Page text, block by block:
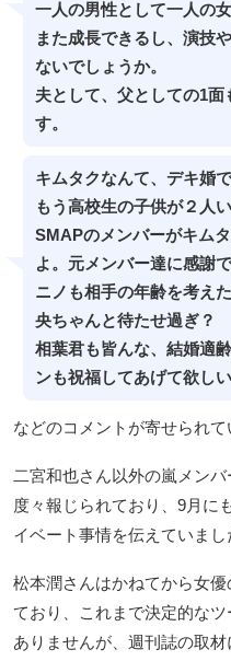
一人の男性として一人の
また成長できるし、演技
ないでしょうか。
夫として、父としての1面
す。
キムタクなんて、デキ婚
もう高校生の子供が２人い
SMAPのメンバーがキム
よ。元メンバー達に感謝で
ニノも相手の年齢を考え
央ちゃんと待たせ過ぎ？
相葉君も皆んな、結婚適
ンも祝福してあげて欲しい
などのコメントが寄せられて
二宮和也さん以外の嵐メン
度々報じられており、9月に
イベート事情を伝えていまし
松本潤さんはかねてから女
ており、これまで決定的な
ありませんが、週刊誌の取